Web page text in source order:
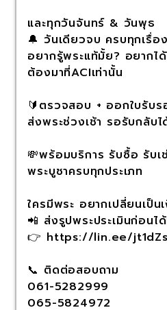
และทุกวันจันทร์ & วันพุธ
🔔 วันเดียวจบ ครบทุกเรื่อ
อยากรู้พระแท้มั้ย? อยากได้
ต้องมาที่ACIเท่านั้น
🔰ตรวจสอบ + ออกใบรับร
ส่งพระช่วงเช้า รอรับกลับ
💸พร้อมบริการ รับซื้อ รับเ
พระบูชาครบทุกประเภท
ใครมีพระ อยากเปลี่ยนเป็
📲 ส่งรูปพระประเมินก่อนไ
👉 https://lin.ee/
📞 ติดต่อสอบถาม
061-5282999
065-5824972